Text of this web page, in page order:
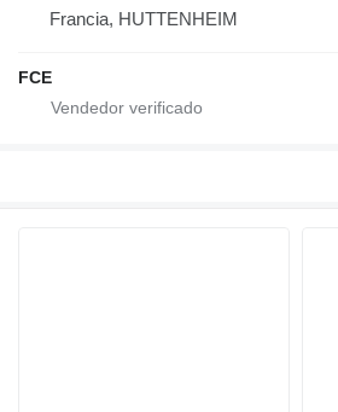
Francia, HUTTENHEIM
FCE